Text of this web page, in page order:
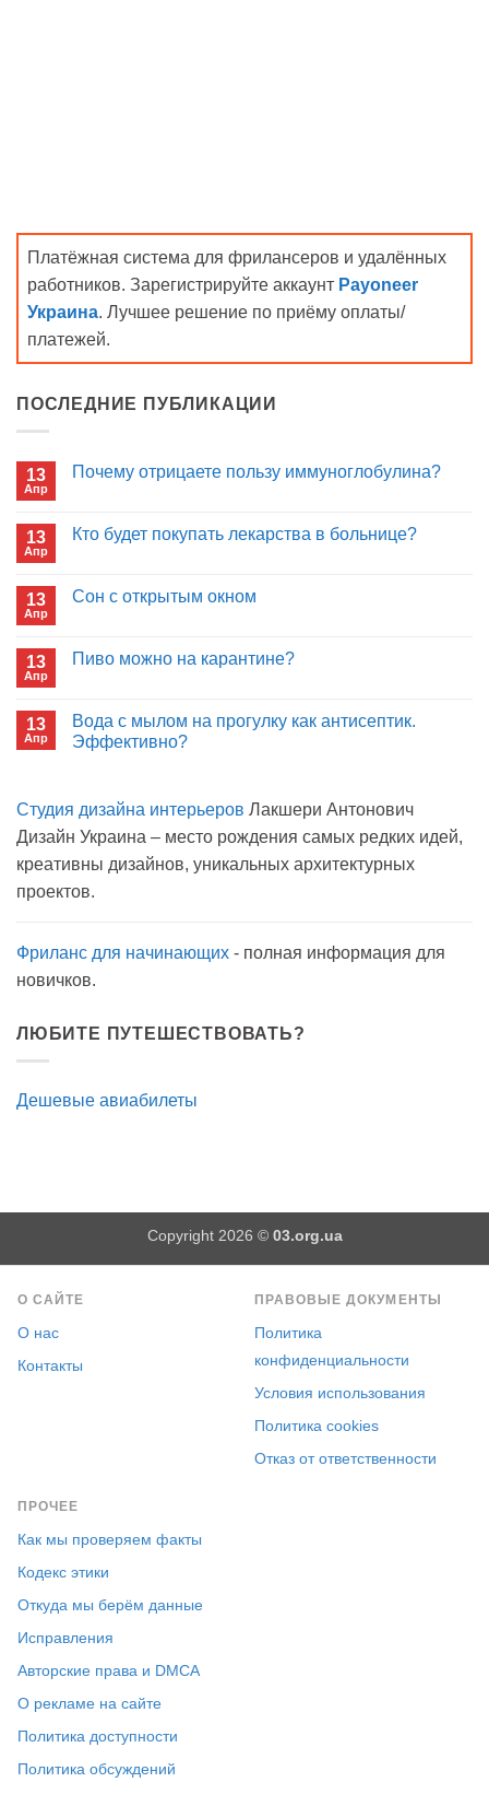
Платёжная система для фрилансеров и удалённых
работников. Зарегистрируйте аккаунт Payoneer
Украина. Лучшее решение по приёму оплаты/
платежей.
ПОСЛЕДНИЕ ПУБЛИКАЦИИ
13
Апр
Почему отрицаете пользу иммуноглобулина?
Почему
13
Апр
Кто будет покупать лекарства в больнице?
Кто
в
13
Апр
Сон с открытым окном
Сон
13
Апр
Пиво можно на карантине?
Пиво
можно
13
Апр
Вода с мылом на прогулку как антисептик.
Эффективно?
Вода
мылом
прогулку
антисептик.
Студия дизайна интерьеров Лакшери Антонович
Дизайн Украина – место рождения самых редких идей,
креативны дизайнов, уникальных архитектурных
проектов.
Фриланс для начинающих - полная информация для
новичков.
ЛЮБИТЕ ПУТЕШЕСТВОВАТЬ?
Дешевые авиабилеты
Copyright 2026 © 03.org.ua
О САЙТЕ
О нас
Контакты
ПРАВОВЫЕ ДОКУМЕНТЫ
Политика
конфиденциальности
Условия использования
Политика cookies
Отказ от ответственности
ПРОЧЕЕ
Как мы проверяем факты
Кодекс этики
Откуда мы берём данные
Исправления
Авторские права и DMCA
О рекламе на сайте
Политика доступности
Политика обсуждений